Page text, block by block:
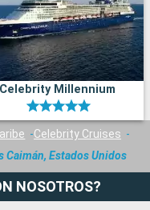
Celebrity Millennium
Celebrity Cruises
Caimán, Estados Unidos
NOSOTROS?